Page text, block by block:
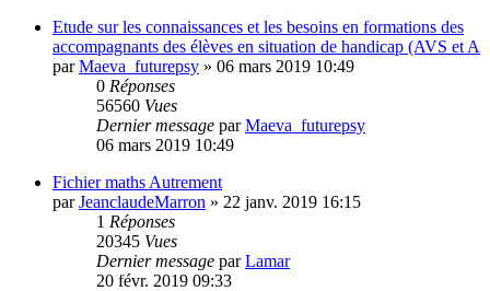
Etude sur les connaissances et les besoins en formations des
accompagnants des élèves en situation de handicap (AVS et A
parMaeva_futurepsy » 06 mars 2019 10:49
0 Réponses
56560 Vues
Dernier message parMaeva_futurepsy
06 mars 2019 10:49
Fichier maths Autrement
parJeanclaudeMarron » 22 janv. 2019 16:15
1 Réponses
20345 Vues
Dernier message parLamar
20 févr. 2019 09:33